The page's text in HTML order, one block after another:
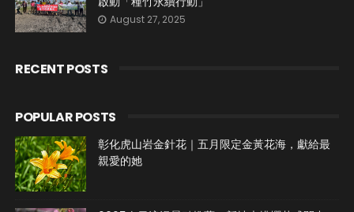
August 27, 2025
RECENT POSTS
POPULAR POSTS
彰化虎山岩金針花｜五月限定金黃花海，獻給最
親愛的她